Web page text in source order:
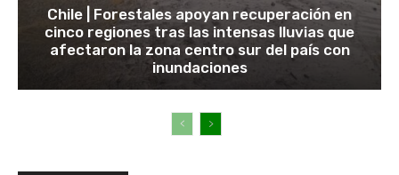
Chile | Forestales apoyan recuperación en
cinco regiones tras las intensas lluvias que
afectaron la zona centro sur del país con
inundaciones